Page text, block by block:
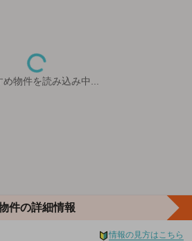
め物件を読み込み中...
件の詳細情報
情報の見方はこちら